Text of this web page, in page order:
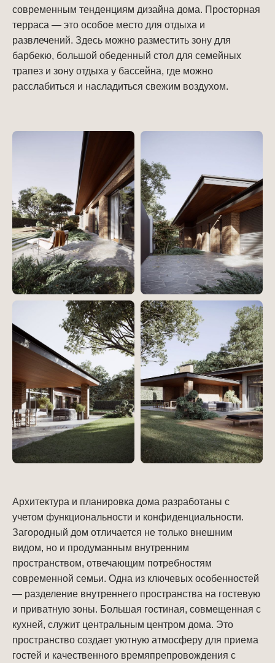
современным тенденциям дизайна дома. Просторная
терраса — это особое место для отдыха и
развлечений. Здесь можно разместить зону для
барбекю, большой обеденный стол для семейных
трапез и зону отдыха у бассейна, где можно
расслабиться и насладиться свежим воздухом.
Архитектура и планировка дома разработаны с
учетом функциональности и конфиденциальности.
Загородный дом отличается не только внешним
видом, но и продуманным внутренним
пространством, отвечающим потребностям
современной семьи. Одна из ключевых особенностей
— разделение внутреннего пространства на гостевую
и приватную зоны. Большая гостиная, совмещенная с
кухней, служит центральным центром дома. Это
пространство создает уютную атмосферу для приема
гостей и качественного времяпрепровождения с